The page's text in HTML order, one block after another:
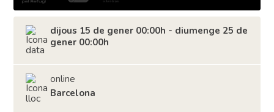
dijous 15 de gener 00:00h - diumenge 25 de
gener 00:00h
online
Barcelona